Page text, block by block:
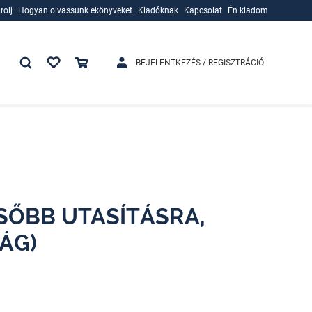
Hogyan olvassunk ekönyveket
Kiadóknak
Kapcsolat Én kiadom
BEJELENTKEZÉS / REGISZTRÁCIÓ
UTASÍTÁSRA,